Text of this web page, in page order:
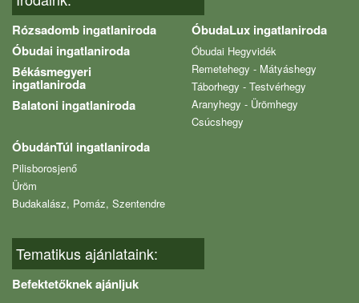
Rózsadomb ingatlaniroda
Óbudai ingatlaniroda
Békásmegyeri
ingatlaniroda
Balatoni ingatlaniroda
ÓbudaLux ingatlaniroda
Óbudai Hegyvidék
Remetehegy - Mátyáshegy
Táborhegy - Testvérhegy
Aranyhegy - Ürömhegy
Csúcshegy
ÓbudánTúl ingatlaniroda
Pilisborosjenő
Üröm
Budakalász, Pomáz, Szentendre
Tematikus ajánlataink:
Befektetőknek ajánljuk